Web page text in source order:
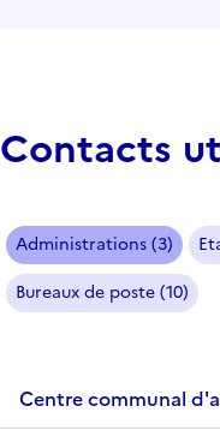
Contacts
Administrations (3)
Bureaux de poste (10)
Centre communal